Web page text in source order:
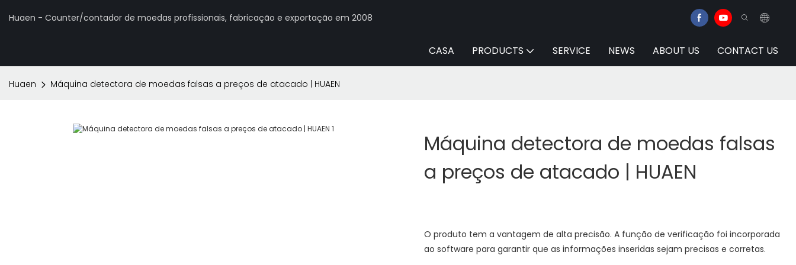
Huaen - Counter/contador de moedas profissionais, fabricação e exportação em 2008
CASA PRODUCTS SERVICE NEWS ABOUT US CONTACT US
Huaen Máquina detectora de moedas falsas a preços de atacado | HUAEN
Máquina detectora de moedas falsas
a preços de atacado | HUAEN
O produto tem a vantagem de alta precisão. A função de verificação foi incorporada
ao software para garantir que as informações inseridas sejam precisas e corretas.